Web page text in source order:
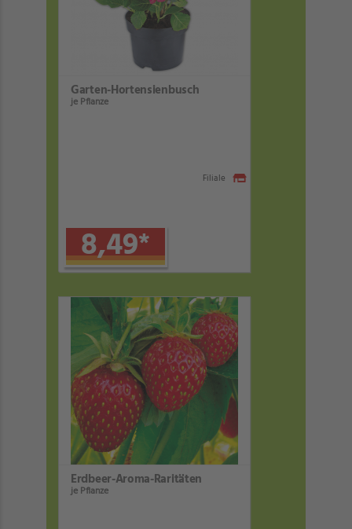
Garten-Hortensienbusch
je Pflanze
8,49*
Filiale
Erdbeer-Aroma-Raritäten
je Pflanze